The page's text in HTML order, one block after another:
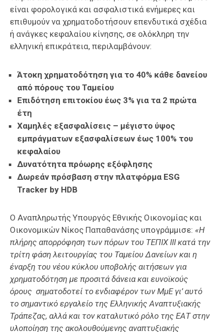
είναι φορολογικά και ασφαλιστικά ενήμερες και
επιθυμούν να χρηματοδοτήσουν επενδυτικά σχέδια
ή ανάγκες κεφαλαίου κίνησης, σε ολόκληρη την
ελληνική επικράτεια, περιλαμβάνουν:
Άτοκη χρηματοδότηση για το 40% κάθε δανείου
από πόρους του Ταμείου
Επιδότηση επιτοκίου έως 3% για τα 2 πρώτα
έτη
Χαμηλές εξασφαλίσεις – μέγιστο ύψος
εμπράγματων εξασφαλίσεων έως 100% του
κεφαλαίου
Δυνατότητα πρόωρης εξόφλησης
Δωρεάν πρόσβαση στην πλατφόρμα ESG
Tracker by HDB
Ο Αναπληρωτής Υπουργός Εθνικής Οικονομίας και
Οικονομικών Νίκος Παπαθανάσης υπογράμμισε: «Η
πλήρης απορρόφηση των πόρων του ΤΕΠΙΧ ΙΙΙ κατά την
τρίτη φάση λειτουργίας του Ταμείου Δανείων και η
έναρξη του νέου κύκλου υποβολής αιτήσεων για
χρηματοδότηση με προσιτά δάνεια και ευνοϊκούς
όρους σηματοδοτεί το ενδιαφέρον των ΜμΕ γι’ αυτό
το σημαντικό εργαλείο της Ελληνικής Αναπτυξιακής
Τράπεζας, αλλά και τον καταλυτικό ρόλο της ΕΑΤ στην
υλοποίηση της ακολουθούμενης αναπτυξιακής